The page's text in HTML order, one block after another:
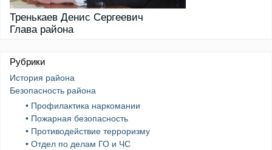
Тренькаев Денис Сергеевич
Глава района
Рубрики
История района
Безопасность района
• Профилактика наркомании
• Пожарная безопасность
• Противодействие терроризму
• Отдел по делам ГО и ЧС